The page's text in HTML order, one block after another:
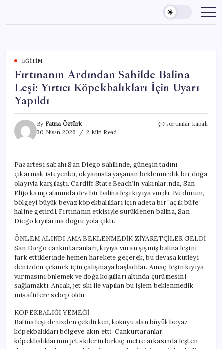
content
EĞITIM
Fırtınanın Ardından Sahilde Balina
Leşi: Yırtıcı Köpekbalıkları İçin Uyarı
Yapıldı
By Fatma Öztürk
30 Nisan 2026
2 Min Read
Fırtınanın
Yırtıcı
Köpekbalıkları
İçin
Uyarı
Yapıldı
için
yorumlar kapalı
Pazartesi sabahı San Diego sahilinde, güneşin tadını
çıkarmak isteyenler, okyanusta yaşanan beklenmedik bir doğa
olayıyla karşılaştı. Cardiff State Beach’in yakınlarında, San
Elijo kamp alanında dev bir balina leşi kıyıya vurdu. Bu durum,
bölgeyi büyük beyaz köpekbalıkları için adeta bir “açık büfe”
haline getirdi. Fırtınanın etkisiyle sürüklenen balina, San
Diego kıyılarına doğru yola çıktı.
ÖNLEM ALINDI AMA BEKLENMEDİK ZİYARETÇİLER GELDİ
San Diego cankurtaranları, kıyıya vuran şişmiş balina leşini
fark ettiklerinde hemen harekete geçerek, bu devasa kütleyi
denizden çekmek için çalışmaya başladılar. Amaç, leşin kıyıya
vurmasını önlemek ve doğa koşulları altında çürümesini
sağlamaktı. Ancak, jet ski ile yapılan bu işlem beklenmedik
misafirlere sebep oldu.
KÖPEKBALIĞI YEMEĞİ
Balina leşi denizden çekilirken, kokuyu alan büyük beyaz
köpekbalıkları bölgeye akın etti. Cankurtaranlar,
köpekbalıklarının jet skilerin birkaç metre arkasında leşten